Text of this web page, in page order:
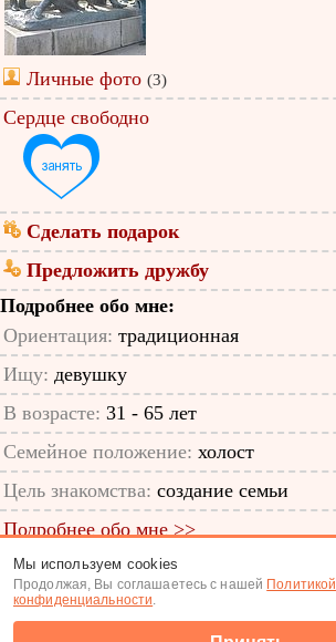
Личные фото (3)
Сердце свободно
Сделать подарок
Предложить дружбу
Подробнее обо мне:
Ориентация: традиционная
Ищу: девушку
В возрасте: 31 - 65 лет
Семейное положение: холост
Цель знакомства: создание семьи
Подробнее обо мне >>
ID анкеты: 11305122
Знакомства|Поиск анкет
Мы используем cookies
Продолжая, Вы соглашаетесь с нашей Политикой
конфиденциальности.